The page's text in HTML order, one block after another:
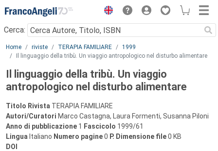
Menu
Cerca:
Main content
Home riviste TERAPIA FAMILIARE
1999
Il linguaggio della tribù. Un viaggio antropologico nel disturbo alimentare
Il linguaggio della tribù. Un viaggio
antropologico nel disturbo alimentare
Titolo Rivista TERAPIA FAMILIARE
Autori/Curatori Marco Castagna, Laura Formenti, Susanna Piloni
Anno di pubblicazione 1 Fascicolo 1999/61
Lingua Italiano Numero pagine0 P. Dimensione file0 KB
DOI